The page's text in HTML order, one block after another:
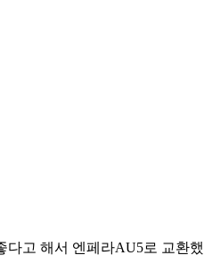
고 해서 엔페라AU5로 교환